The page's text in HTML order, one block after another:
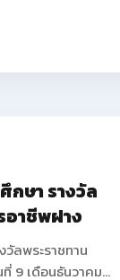
จัดกิจกรรมโครงกา
ตามหลักสูตร ภาค
พื่อให้นักเรียน นักศึ
ตรียมความพร้อมสู่อ
สามารถสร้างผลิตภั
ดภาระครอบครัว พั
นอผลงานสู่สาธารณ
กษา รางวัล
อาชีพฝาง